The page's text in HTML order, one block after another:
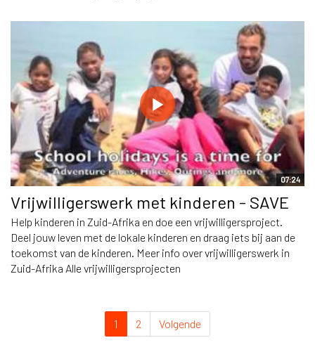
07:24
Vrijwilligerswerk met kinderen - SAVE
Help kinderen in Zuid-Afrika en doe een vrijwilligersproject.
Deel jouw leven met de lokale kinderen en draag iets bij aan de
toekomst van de kinderen. Meer info over vrijwilligerswerk in
Zuid-Afrika Alle vrijwilligersprojecten
1 2 Volgende